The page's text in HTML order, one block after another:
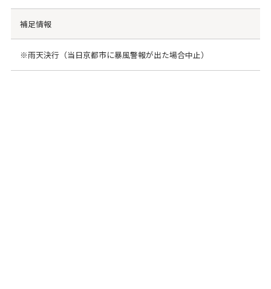
補足情報
※雨天決行（当日京都市に暴風警報が出た場合中止）